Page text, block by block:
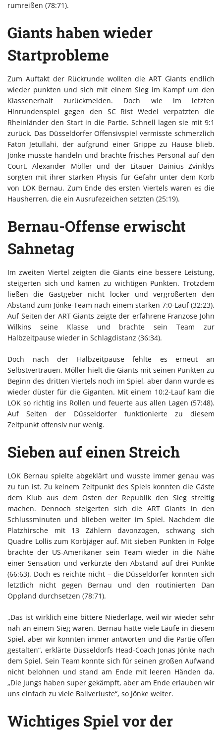
rumreißen (78:71).
Giants haben wieder
Startprobleme
Zum Auftakt der Rückrunde wollten die ART Giants endlich
wieder punkten und sich mit einem Sieg im Kampf um den
Klassenerhalt zurückmelden. Doch wie im letzten
Hinrundenspiel gegen den SC Rist Wedel verpatzten die
Rheinländer den Start in die Partie. Schnell lagen sie mit 9:1
zurück. Das Düsseldorfer Offensivspiel vermisste schmerzlich
Faton Jetullahi, der aufgrund einer Grippe zu Hause blieb.
Jönke musste handeln und brachte frisches Personal auf den
Court. Alexander Möller und der Litauer Dainius Zvinklys
sorgten mit ihrer starken Physis für Gefahr unter dem Korb
von LOK Bernau. Zum Ende des ersten Viertels waren es die
Hausherren, die ein Ausrufezeichen setzten (25:19).
Bernau-Offense erwischt
Sahnetag
Im zweiten Viertel zeigten die Giants eine bessere Leistung,
steigerten sich und kamen zu wichtigen Punkten. Trotzdem
ließen die Gastgeber nicht locker und vergrößerten den
Abstand zum Jönke-Team nach einem starken 7:0-Lauf (32:23).
Auf Seiten der ART Giants zeigte der erfahrene Franzose John
Wilkins seine Klasse und brachte sein Team zur
Halbzeitpause wieder in Schlagdistanz (36:34).
Doch nach der Halbzeitpause fehlte es erneut an
Selbstvertrauen. Möller hielt die Giants mit seinen Punkten zu
Beginn des dritten Viertels noch im Spiel, aber dann wurde es
wieder düster für die Giganten. Mit einem 10:2-Lauf kam die
LOK so richtig ins Rollen und feuerte aus allen Lagen (57:48).
Auf Seiten der Düsseldorfer funktionierte zu diesem
Zeitpunkt offensiv nur wenig.
Sieben auf einen Streich
LOK Bernau spielte abgeklärt und wusste immer genau was
zu tun ist. Zu keinem Zeitpunkt des Spiels konnten die Gäste
dem Klub aus dem Osten der Republik den Sieg streitig
machen. Dennoch steigerten sich die ART Giants in den
Schlussminuten und blieben weiter im Spiel. Nachdem die
Platzhirsche mit 13 Zählern davonzogen, schwang sich
Quadre Lollis zum Korbjäger auf. Mit sieben Punkten in Folge
brachte der US-Amerikaner sein Team wieder in die Nähe
einer Sensation und verkürzte den Abstand auf drei Punkte
(66:63). Doch es reichte nicht – die Düsseldorfer konnten sich
letztlich nicht gegen Bernau und den routinierten Dan
Oppland durchsetzen (78:71).
„Das ist wirklich eine bittere Niederlage, weil wir wieder sehr
nah an einem Sieg waren. Bernau hatte viele Läufe in diesem
Spiel, aber wir konnten immer antworten und die Partie offen
gestalten“, erklärte Düsseldorfs Head-Coach Jonas Jönke nach
dem Spiel. Sein Team konnte sich für seinen großen Aufwand
nicht belohnen und stand am Ende mit leeren Händen da.
„Die Jungs haben super gekämpft, aber am Ende erlauben wir
uns einfach zu viele Ballverluste“, so Jönke weiter.
Wichtiges Spiel vor der